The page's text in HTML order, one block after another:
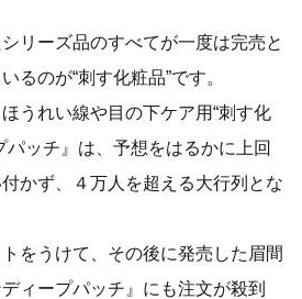
リーズ品のすべてが一度は完売と
るのが“刺す化粧品”です。
うれい線や目の下ケア用“刺す化
パッチ』は、予想をはるかに上回
かず、４万人を超える大行列とな
をうけて、その後に発売した眉間
ィープパッチ』にも注文が殺到